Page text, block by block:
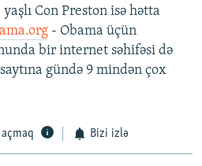
Con Preston isə hətta
- Obama üçün
bir internet səhifəsi də
gündə 9 mindən çox
Bizi izlə